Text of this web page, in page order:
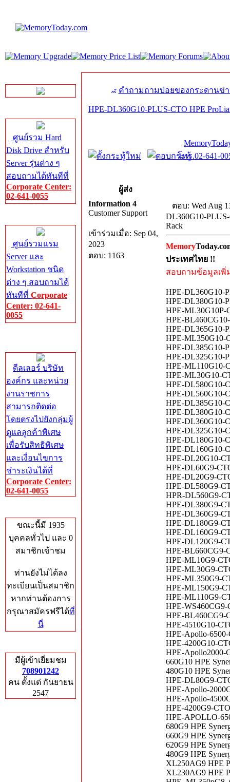
ศูนย์รวม Hard
Disk Drive สำหรับ
Server รุ่นต่าง ๆ
สอบถามได้ทันทีที่
Corporate Center:
02-641-0055
ศูนย์รวมแรม
Server และ
Workstation ชนิด
ต่าง ๆ สอบถามได้
ทันทีที่ Corporate
Center: 02-641-
0055
ดีลเลอร์ บริษัท
องค์กร และหน่วย
งานราชการ
สามารถติดต่อ
โดยตรงไปยังกลุ่มผู้
ดูแลลูกค้าพิเศษ
เพื่อรับสิทธิพิเศษ
และเงื่อนไขการ
ชำระเงินได้ที่
Corporate Center:
02-641-0055
ขณะนี้มี 1935
บุคคลทั่วไป และ 0
สมาชิกเข้าชม
ท่านยังไม่ได้ลง
ทะเบียนเป็นสมาชิก
หากท่านต้องการ
กรุณาสมัครฟรีได้ที่
นี่
มีผู้เข้าเยี่ยมชม
708901242
คน ตั้งแต่ กันยายน
2547
คำถามถามบ่อยของกระดานข่
HPE-DL360G10-PLUS-CTO HPE
โทร.02-641-
ผู้ส่ง
Information 4
Customer Support
เข้าร่วมเมื่อ: Sep 04,
2023
ตอบ: 1163
ตอบ: Wed Aug
DL360G10-
Rack
Memory
ประเทศไทย !!
สอบถามข้อมูลเพิ่
HPE-DL360G10-
HPE-DL380G10-
HPE-ML30G10P-
HPE-
HPE-DL365G10-
HPE-ML350G10-
HPE-DL385G10-
HPE-DL325G10-
HPE-ML110G10-
HPE-ML30G10-
HPE-DL580G10-
HPE-DL560G10-
HPE-DL385G10-
HPE-DL380G10-
HPE-DL360G10-
HPE-DL325G10-
HPE-DL180G10-
HPE-DL160G10-
HPE-DL20G10-
HPE-DL60G9-
HPE-DL20G9-
HPE-DL580G9-
HPR-DL560G9-
HPE-DL380G9-
HPE-DL360G9-
HPE-DL180G9-
HPE-DL160G9-
HPE-DL120G9-
HPE-BL660CG9-
HPE-ML10G9-
HPE-ML30G9-
HPE-ML350G9-
HPE-ML150G9-
HPE-ML110G9-
HPE-WS460CG9-
HPE-BL460CG9-
HPE-4510G10-
HPE-Apollo-
HPE-4200G10-
HPE-Apollo2000-
660G10 HPE
480G10 HPE
HPE-DL80G9-
HPE-Apollo-
HPE-Apollo-
HPE-4200G9-
HPE-APOLLO-
680G9 HPE
660G9 HPE
620G9 HPE
480G9 HPE
XL250AG9 HPE
XL230AG9 HPE